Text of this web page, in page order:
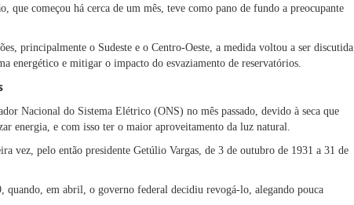
que começou há cerca de um mês, teve como pano de fundo a preocupante
principalmente o Sudeste e o Centro-Oeste, a medida voltou a ser discutida
energético e mitigar o impacto do esvaziamento de reservatórios.
Nacional do Sistema Elétrico (ONS) no mês passado, devido à seca que
energia, e com isso ter o maior aproveitamento da luz natural.
vez, pelo então presidente Getúlio Vargas, de 3 de outubro de 1931 a 31 de
em abril, o governo federal decidiu revogá-lo, alegando pouca